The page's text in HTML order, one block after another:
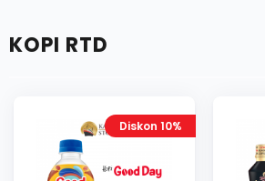
KOPI RTD
Diskon 10%